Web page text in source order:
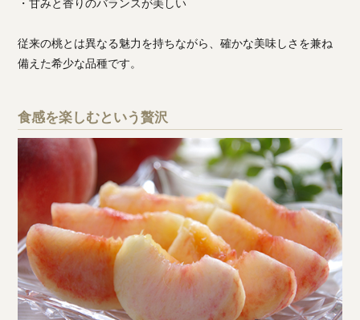
・甘みと香りのバランスが美しい
従来の桃とは異なる魅力を持ちながら、確かな美味しさを兼ね
備えた希少な品種です。
食感を楽しむという贅沢